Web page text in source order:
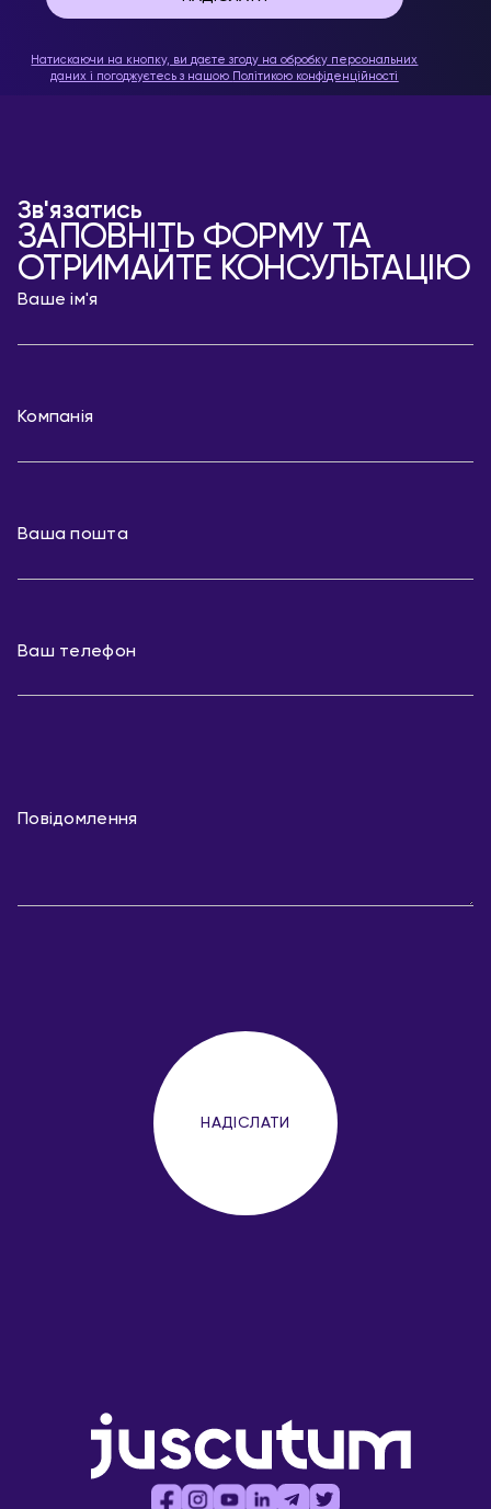
Натискаючи на кнопку, ви даєте згоду на обробку персональних
даних і погоджуєтесь з нашою Політикою конфіденційності
Зв'язатись
ЗАПОВНІТЬ ФОРМУ ТА
ОТРИМАЙТЕ КОНСУЛЬТАЦІЮ